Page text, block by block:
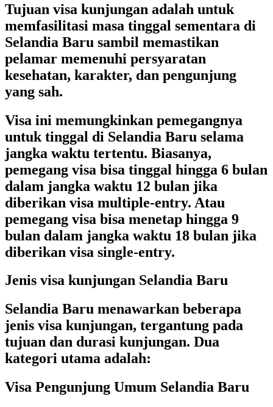
Tujuan visa kunjungan adalah untuk
memfasilitasi masa tinggal sementara di
Selandia Baru sambil memastikan
pelamar memenuhi persyaratan
kesehatan, karakter, dan pengunjung
yang sah.
Visa ini memungkinkan pemegangnya
untuk tinggal di Selandia Baru selama
jangka waktu tertentu. Biasanya,
pemegang visa bisa tinggal hingga 6 bulan
dalam jangka waktu 12 bulan jika
diberikan visa multiple-entry. Atau
pemegang visa bisa menetap hingga 9
bulan dalam jangka waktu 18 bulan jika
diberikan visa single-entry.
Jenis visa kunjungan Selandia Baru
Selandia Baru menawarkan beberapa
jenis visa kunjungan, tergantung pada
tujuan dan durasi kunjungan. Dua
kategori utama adalah:
Visa Pengunjung Umum Selandia Baru